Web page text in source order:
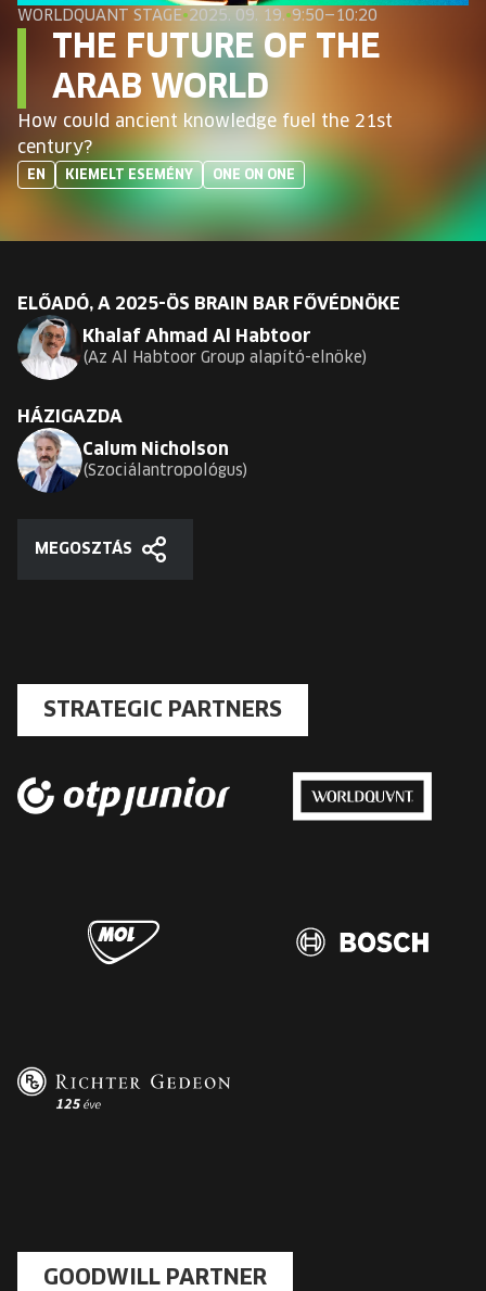
EURÓPA JÖVŐFESZTIVÁLJA
ELŐADÓK
INGYENES DIÁK- ÉS TANÁRREGISZTRÁCIÓ
JEGYEK
KOSÁR
Change
language:
WORLDQUANT STAGE•2025. 09. 19.•9:50—10:20
THE FUTURE OF THE
ARAB WORLD
How could ancient knowledge fuel the 21st
century?
EN KIEMELT ESEMÉNY ONE ON ONE
ELŐADÓ, A 2025-ÖS BRAIN BAR FŐVÉDNÖKE
Khalaf Ahmad Al Habtoor
Az Al Habtoor Group alapító-elnöke
HÁZIGAZDA
Calum Nicholson
Szociálantropológus
MEGOSZTÁS
STRATEGIC PARTNERS
GOODWILL PARTNER